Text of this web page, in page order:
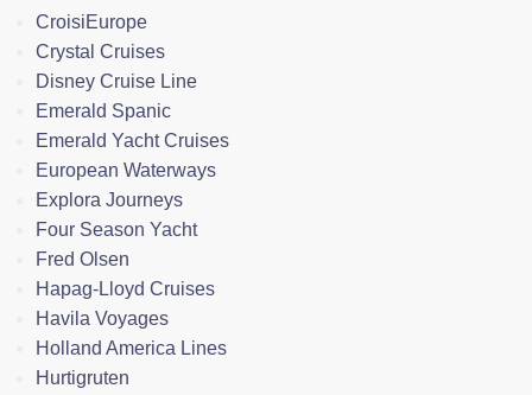
CroisiEurope
Crystal Cruises
Disney Cruise Line
Emerald Spanic
Emerald Yacht Cruises
European Waterways
Explora Journeys
Four Season Yacht
Fred Olsen
Hapag-Lloyd Cruises
Havila Voyages
Holland America Lines
Hurtigruten